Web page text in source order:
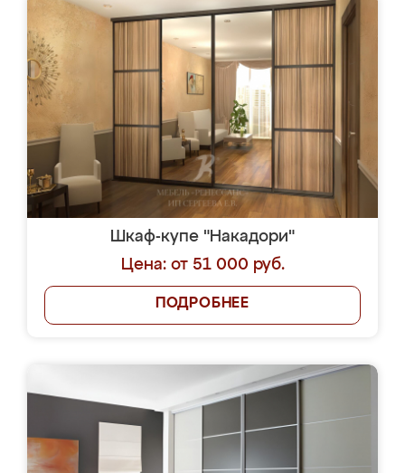
Шкаф-купе "Накадори"
Цена: от 51 000 руб.
ПОДРОБНЕЕ